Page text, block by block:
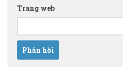
Trang web